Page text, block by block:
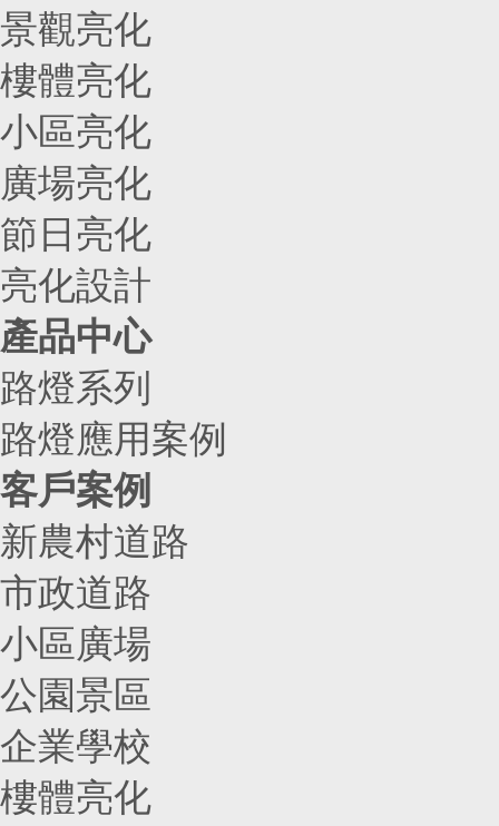
景觀亮化
樓體亮化
小區亮化
廣場亮化
節日亮化
亮化設計
產品中心
路燈系列
路燈應用案例
客戶案例
新農村道路
市政道路
小區廣場
公園景區
企業學校
樓體亮化